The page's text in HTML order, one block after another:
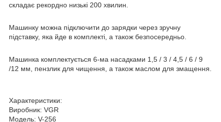
складає рекордно низькі 200 хвилин.
Машинку можна підключити до зарядки через зручну
підставку, яка йде в комплекті, а також безпосередньо.
Машинка комплектується 6-ма насадками 1,5 / 3 / 4,5 / 6 / 9
/12 мм, пензлик для чищення, а також маслом для змащення.
Характеристики:
Виробник: VGR
Модель: V-256